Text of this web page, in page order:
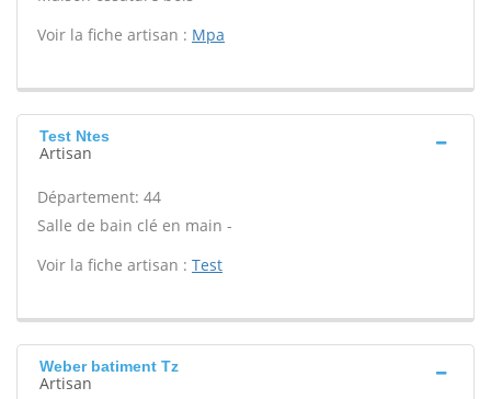
Voir la fiche artisan : Mpa
Test Ntes
Artisan
Département: 44
Salle de bain clé en main -
Voir la fiche artisan : Test
Weber batiment Tz
Artisan